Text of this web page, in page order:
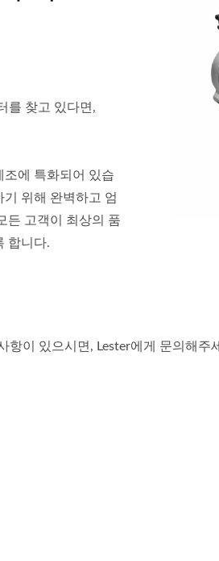
를 찾고 있다면,
조에 특화되어 있습
위해 완벽하고 엄
든 고객이 최상의 품
합니다.
항이 있으시면, Lester에게 문의해